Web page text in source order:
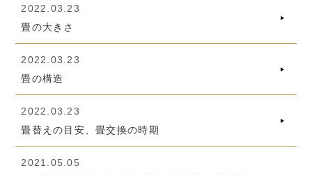
2022.03.23
畳の大きさ
2022.03.23
畳の構造
2022.03.23
畳替えの目安、畳交換の時期
2021.05.05